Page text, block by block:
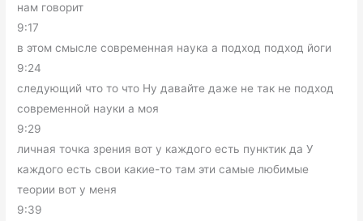
нам говорит
9:17
в этом смысле современная наука а подход подход йоги
9:24
следующий что то что Ну давайте даже не так не подход
современной науки а моя
9:29
личная точка зрения вот у каждого есть пунктик да У
каждого есть свои какие-то там эти самые любимые
теории вот у меня
9:39